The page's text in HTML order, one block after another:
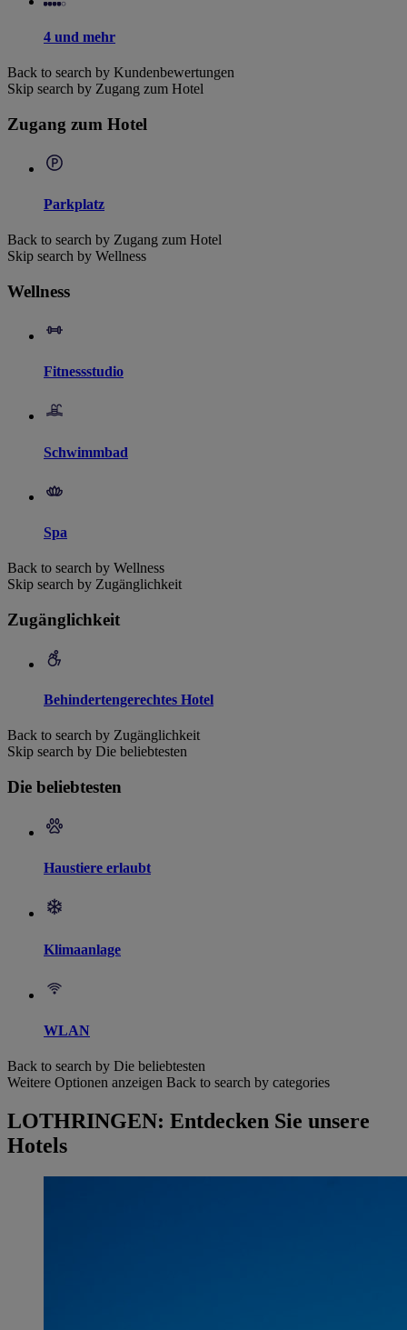
4 und mehr
Back to search by Kundenbewertungen
Skip search by Zugang zum Hotel
Zugang zum Hotel
Parkplatz
Back to search by Zugang zum Hotel
Skip search by Wellness
Wellness
Fitnessstudio
Schwimmbad
Spa
Back to search by Wellness
Skip search by Zugänglichkeit
Zugänglichkeit
Behindertengerechtes Hotel
Back to search by Zugänglichkeit
Skip search by Die beliebtesten
Die beliebtesten
Haustiere erlaubt
Klimaanlage
WLAN
Back to search by Die beliebtesten
Weitere Optionen anzeigen Back to search by categories
LOTHRINGEN: Entdecken Sie unsere
Hotels